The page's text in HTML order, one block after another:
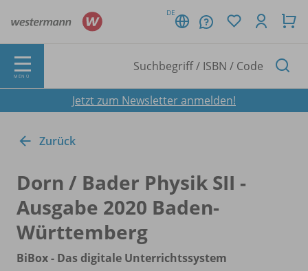
DE
MENÜ
Jetzt zum Newsletter anmelden!
Zurück
Dorn / Bader Physik SII -
Ausgabe 2020 Baden-
Württemberg
BiBox - Das digitale Unterrichtssystem